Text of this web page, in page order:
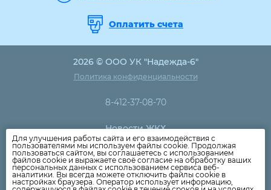
Оплатить счета
2026 © ООО УК "Надежда-6"
Политика конфиденциальности
8-412-37-08-70
Новости ЖКХ
Новости компании
Как оплатить
Дома
Раскрытие информации
Для улучшения работы сайта и его взаимодействия с
пользователями мы используем файлы cookie. Продолжая
пользоваться сайтом, вы соглашаетесь с использованием
файлов cookie и выражаете своё согласие на обработку ваших
персональных данных с использованием сервиса веб-
аналитики. Вы всегда можете отключить файлы cookie в
настройках браузера. Оператор использует информацию,